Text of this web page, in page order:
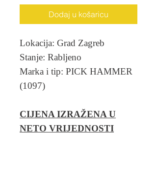
Dodaj u košaricu
Lokacija: Grad Zagreb
Stanje: Rabljeno
Marka i tip: PICK HAMMER
(1097)
CIJENA IZRAŽENA U
NETO VRIJEDNOSTI